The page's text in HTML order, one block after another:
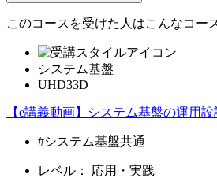
このコースを受けた人はこんなコー
システム基盤
UHD33D
【e講義動画】システム基盤の運用
#システム基盤共通
レベル：
応用・実践